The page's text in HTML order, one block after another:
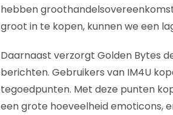
hebben
groot in te kopen, kunnen we een
Daarnaast verzorgt Golden Bytes
berichten. Gebruikers van IM4U
tegoedpunten. Met deze punten
een grote hoeveelheid emoticons,